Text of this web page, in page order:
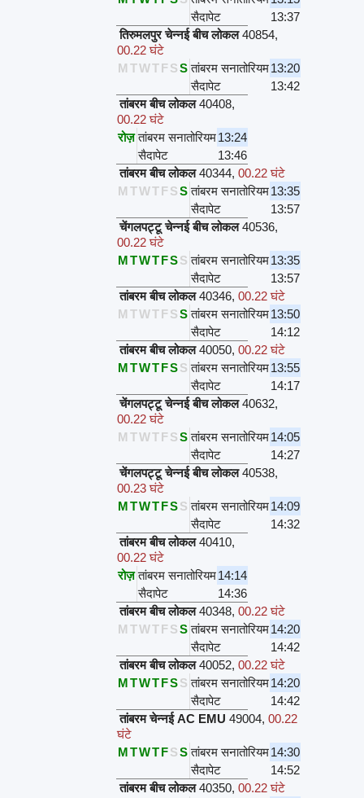
सैदापेट
13:37
तिरुमलपुर चेन्नई बीच लोकल 40854,
00.22 घंटे
M TWTFSS तांबरम सनातोरियम13:20
सैदापेट
13:42
तांबरम बीच लोकल 40408,
00.22 घंटे
रोज़ तांबरम सनातोरियम13:24
सैदापेट
13:46
तांबरम बीच लोकल 40344,00.22 घंटे
M TWTFSS तांबरम सनातोरियम13:35
सैदापेट
13:57
चेंगलपट्टू चेन्नई बीच लोकल 40536,
00.22 घंटे
MTWTFSS तांबरम सनातोरियम13:35
सैदापेट
13:57
तांबरम बीच लोकल 40346,00.22 घंटे
M TWTFSS तांबरम सनातोरियम13:50
सैदापेट
14:12
तांबरम बीच लोकल 40050,00.22 घंटे
MTWTFSS तांबरम सनातोरियम13:55
सैदापेट
14:17
चेंगलपट्टू चेन्नई बीच लोकल 40632,
00.22 घंटे
M TWTFSS तांबरम सनातोरियम14:05
सैदापेट
14:27
चेंगलपट्टू चेन्नई बीच लोकल 40538,
00.23 घंटे
MTWTFSS तांबरम सनातोरियम14:09
सैदापेट
14:32
तांबरम बीच लोकल 40410,
00.22 घंटे
रोज़ तांबरम सनातोरियम14:14
सैदापेट
14:36
तांबरम बीच लोकल 40348,00.22 घंटे
M TWTFSS तांबरम सनातोरियम14:20
सैदापेट
14:42
तांबरम बीच लोकल 40052,00.22 घंटे
MTWTFSS तांबरम सनातोरियम14:20
सैदापेट
14:42
तांबरम चेन्नई AC EMU 49004,00.22
घंटे
MTWTFSS तांबरम सनातोरियम14:30
सैदापेट
14:52
तांबरम बीच लोकल 40350,00.22 घंटे